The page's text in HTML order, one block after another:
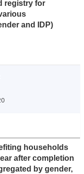
registry for
and IDP)
households
after completion
by gender,